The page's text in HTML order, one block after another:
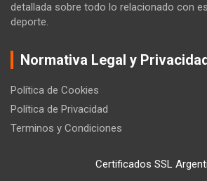
detallada sobre todo lo relacionado con
deporte.
Normativa Legal y
Política de Cookies
Política de Privacidad
Terminos y Condiciones
Certificados SSL